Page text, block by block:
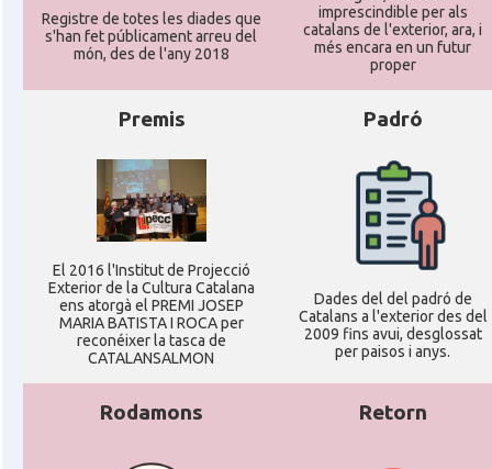
Registre de totes les diades que
s'han fet públicament arreu del
món, des de l'any 2018
imprescindible per als
catalans de l'exterior, ara, i
més encara en un futur
proper
Premis
El 2016 l'Institut de Projecció
Exterior de la Cultura Catalana
ens atorgà el PREMI JOSEP
MARIA BATISTA I ROCA per
reconéixer la tasca de
CATALANSALMON
Padró
Dades del del padró de
Catalans a l'exterior des del
2009 fins avui, desglossat
per paisos i anys.
Rodamons Retorn